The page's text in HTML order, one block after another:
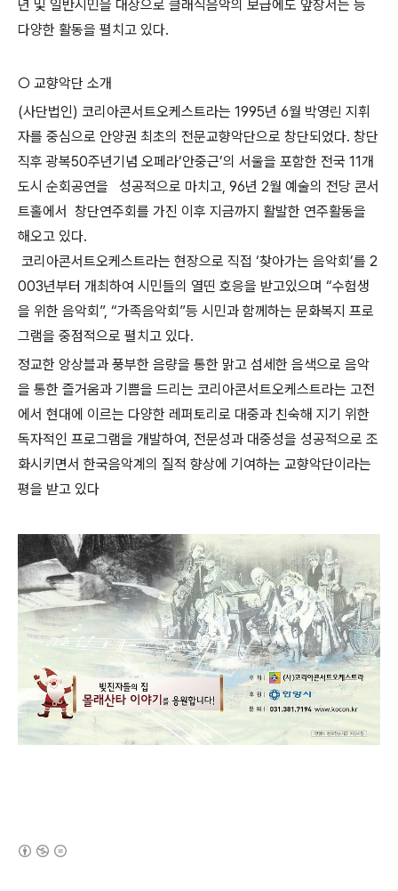
년 및 일반시민을 대상으로 클래식음악의 보급에도 앞장서는 등
다양한 활동을 펼치고 있다.
○ 교향악단 소개
(사단법인) 코리아콘서트오케스트라는 1995년 6월 박영린 지휘
자를 중심으로 안양권 최초의 전문교향악단으로 창단되었다. 창단
직후 광복50주년기념 오페라‘안중근’의 서울을 포함한 전국 11개
도시 순회공연을 성공적으로 마치고, 96년 2월 예술의 전당 콘서
트홀에서 창단연주회를 가진 이후 지금까지 활발한 연주활동을
해오고 있다.
코리아콘서트오케스트라는 현장으로 직접 ‘찾아가는 음악회’를 2
003년부터 개최하여 시민들의 열띤 호응을 받고있으며 “수험생
을 위한 음악회”, “가족음악회”등 시민과 함께하는 문화복지 프로
그램을 중점적으로 펼치고 있다.
정교한 앙상블과 풍부한 음량을 통한 맑고 섬세한 음색으로 음악
을 통한 즐거움과 기쁨을 드리는 코리아콘서트오케스트라는 고전
에서 현대에 이르는 다양한 레퍼토리로 대중과 친숙해 지기 위한
독자적인 프로그램을 개발하여, 전문성과 대중성을 성공적으로 조
화시키면서 한국음악계의 질적 향상에 기여하는 교향악단이라는
평을 받고 있다